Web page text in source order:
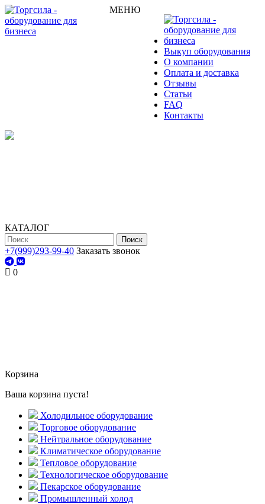
МЕНЮ
Выкуп оборудования
О компании
Оплата и доставка
Отзывы
Статьи
FAQ
Контакты
КАТАЛОГ
Поиск
+7(999)293-99-40 Заказать звонок
0
Корзина
Ваша корзина пуста!
Холодильное оборудование
Торговое оборудование
Нейтральное оборудование
Климатическое оборудование
Тепловое оборудование
Технологическое оборудование
Пекарское оборудование
Промышленный холод